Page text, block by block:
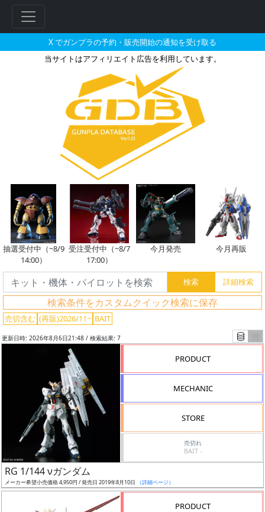
X でガンプラの予約・販売開始の通知を受け取る
当サイトはアフィリエイト広告を利用しています。
BAITで2026年11月に再販される
抽選受付中（~8/9
14:00）
受注受付中（~8/7
17:00）
今月発売 今月再販
検索条件をカスタムクイック検索に保存
売切含む (再販)2026/11~ BAIT
リ
ー
検
更新日時: 2026年8月6日21:48 / 検索結果: 7
PRODUCT
MECHANIC
STORE
売切れ
BAIT -
RG 1/144 νガンダム
メーカー希望小売価格 4,950円 / 発売日 2019年8月10日 （詳細ページ）
PRODUCT